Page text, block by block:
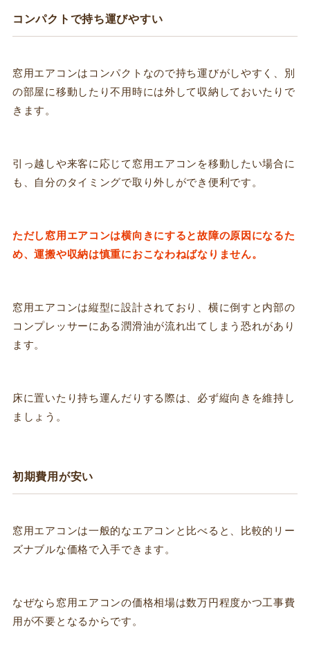
コンパクトで持ち運びやすい
窓用エアコンはコンパクトなので持ち運びがしやすく、別
の部屋に移動したり不用時には外して収納しておいたりで
きます。
引っ越しや来客に応じて窓用エアコンを移動したい場合に
も、自分のタイミングで取り外しができ便利です。
ただし窓用エアコンは横向きにすると故障の原因になるた
め、運搬や収納は慎重におこなわねばなりません。
窓用エアコンは縦型に設計されており、横に倒すと内部の
コンプレッサーにある潤滑油が流れ出てしまう恐れがあり
ます。
床に置いたり持ち運んだりする際は、必ず縦向きを維持し
ましょう。
初期費用が安い
窓用エアコンは一般的なエアコンと比べると、比較的リー
ズナブルな価格で入手できます。
なぜなら窓用エアコンの価格相場は数万円程度かつ工事費
用が不要となるからです。